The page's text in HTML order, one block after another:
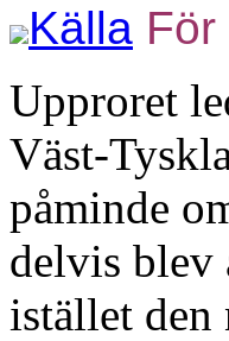
Källa
Upproret
Väst-
påminde
delvis blev
istället den